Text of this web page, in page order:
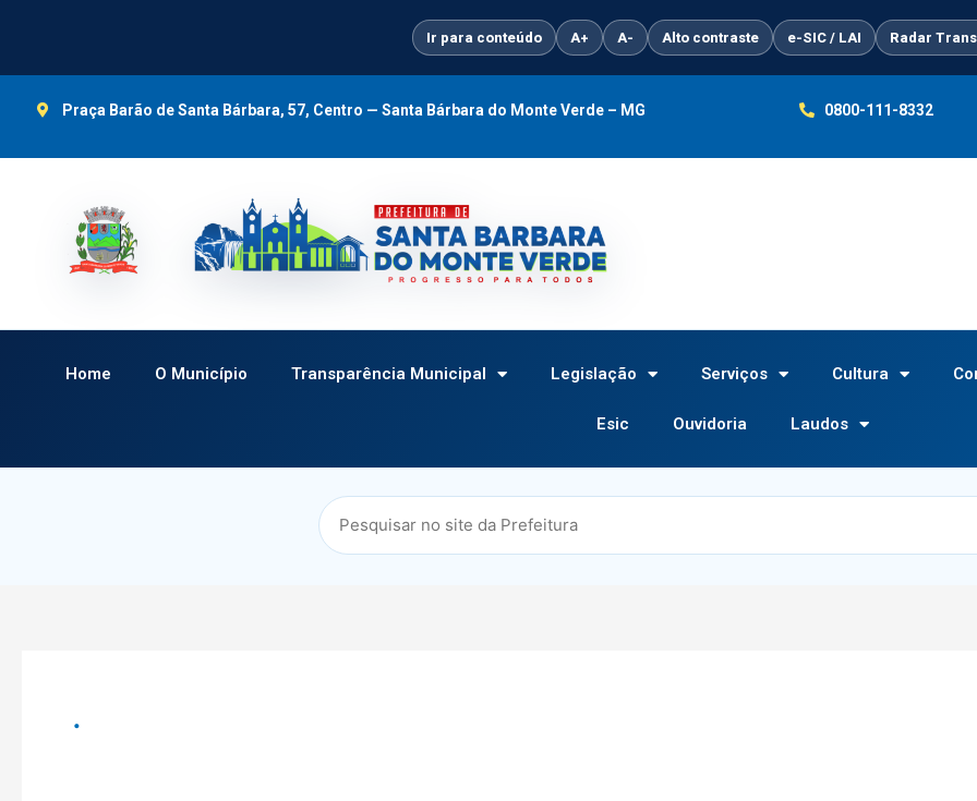
Ir para conteúdo A+ A- Alto contraste e-SIC / LAI Radar
Praça Barão de Santa Bárbara, 57, Centro — Santa Bárbara do Monte Verde – MG 0800-111-8332
Home O Município Transparência Municipal Legislação Serviços Cultura
Esic Ouvidoria Laudos
.